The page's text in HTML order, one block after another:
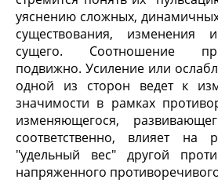
уяснению сложных,
существования, изменения
сущего. Соотношение
подвижно. Усиление или
одной из сторон ведет к
значимости в рамках
изменяющегося,
соответственно, влияет на
"удельный вес" другой
напряженного